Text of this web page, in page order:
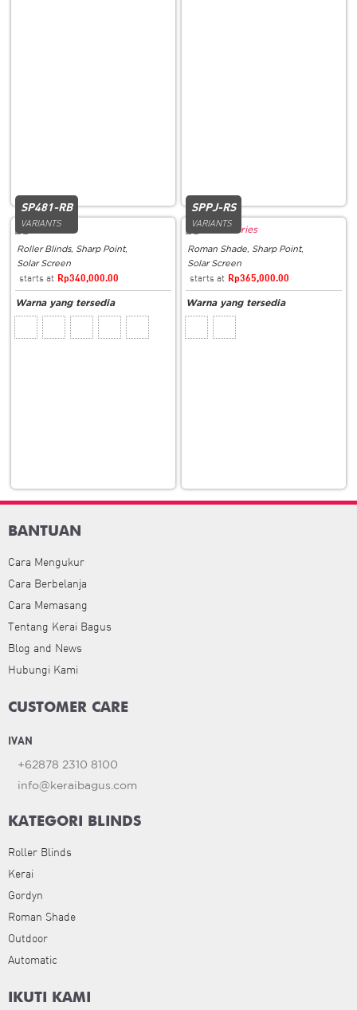
SP481-RB
VARIANTS
Roller Blinds, Sharp Point,
Solar Screen
Rp340,000.00
SPPJ-RS
VARIANTS
Roman Shade Sharp Point,
Solar Screen
Rp365,000.00
BANTUAN
Cara Mengukur
Cara Berbelanja
Cara Memasang
Tentang Kerai Bagus
Blog and News
Hubungi Kami
CUSTOMER CARE
IVAN
+62878 2310 8100
info@keraibagus.com
KATEGORI BLINDS
Roller Blinds
Kerai
Gordyn
Roman Shade
Outdoor
Automatic
IKUTI KAMI